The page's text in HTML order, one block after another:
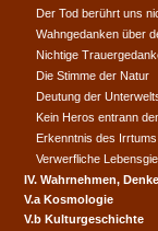
Der Tod berührt uns
Wahngedanken über
Nichtige
Die Stimme der Natur
Deutung der
Kein Heros entrann
Erkenntnis des
Verwerfliche
IV. Wahrnehmen,
V.a Kosmologie
V.b Kulturgeschichte